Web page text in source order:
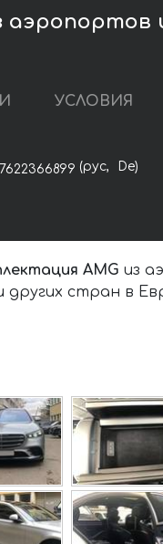
аэропортов
УСЛОВИЯ
(рус, De)
AMG из
стран в